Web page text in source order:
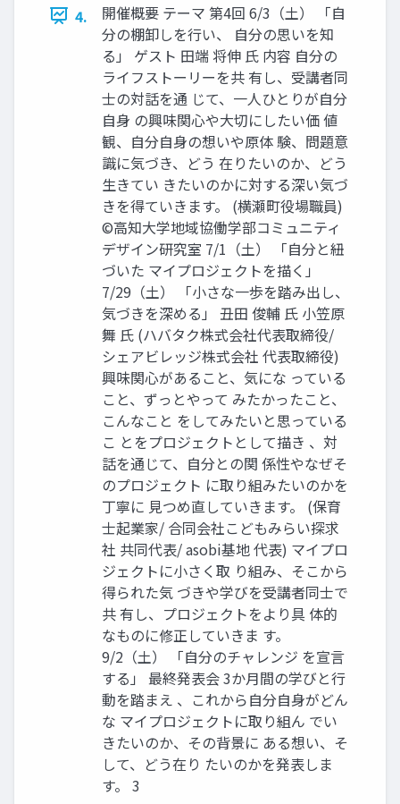
4.
開催概要 テーマ 第4回 6/3（土） 「自
分の棚卸しを行い、 自分の思いを知
る」 ゲスト 田端 将伸 氏 内容 自分の
ライフストーリーを共 有し、受講者同
士の対話を通 じて、一人ひとりが自分
自身 の興味関心や大切にしたい価 値
観、自分自身の想いや原体 験、問題意
識に気づき、どう 在りたいのか、どう
生きてい きたいのかに対する深い気づ
きを得ていきます。 (横瀬町役場職員)
©高知大学地域協働学部コミュニティ
デザイン研究室 7/1（土） 「自分と紐
づいた マイプロジェクトを描く」
7/29（土） 「小さな一歩を踏み出し、
気づきを深める」 丑田 俊輔 氏 小笠原
舞 氏 (ハバタク株式会社代表取締役/
シェアビレッジ株式会社 代表取締役)
興味関心があること、気にな っている
こと、ずっとやって みたかったこと、
こんなこと をしてみたいと思っている
こ とをプロジェクトとして描き 、対
話を通じて、自分との関 係性やなぜそ
のプロジェクト に取り組みたいのかを
丁寧に 見つめ直していきます。 (保育
士起業家/ 合同会社こどもみらい探求
社 共同代表/ asobi基地 代表) マイプロ
ジェクトに小さく取 り組み、そこから
得られた気 づきや学びを受講者同士で
共 有し、プロジェクトをより具 体的
なものに修正していきま す。
9/2（土） 「自分のチャレンジ を宣言
する」 最終発表会 3か月間の学びと行
動を踏まえ 、これから自分自身がどん
な マイプロジェクトに取り組ん でい
きたいのか、その背景に ある想い、そ
して、どう在り たいのかを発表しま
す。 3